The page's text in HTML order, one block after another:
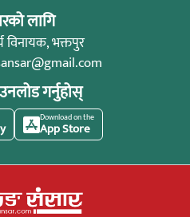
लागि
विनायक, भक्तपुर
गर्नुहोस्
Download on the
App Store